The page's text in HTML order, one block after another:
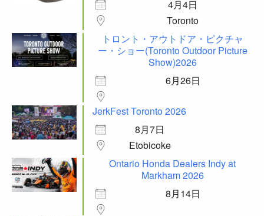
4月4日
Toronto
トロント・アウトドア・ピクチャ
ー・ショー(Toronto Outdoor Picture
Show)2026
6月26日
JerkFest Toronto 2026
8月7日
Etobicoke
Ontario Honda Dealers Indy at
Markham 2026
8月14日